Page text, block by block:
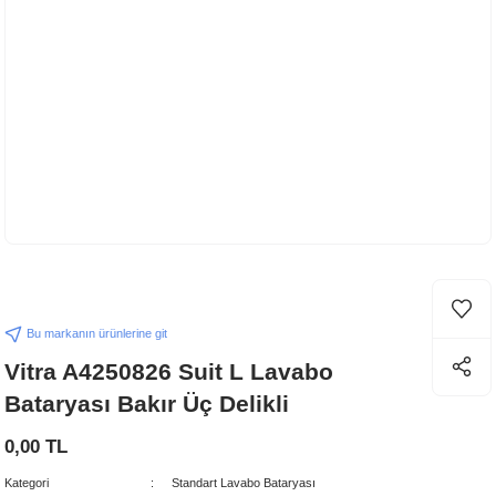
Bu markanın ürünlerine git
Vitra A4250826 Suit L Lavabo
Bataryası Bakır Üç Delikli
0,00 TL
Kategori Standart Lavabo Bataryası